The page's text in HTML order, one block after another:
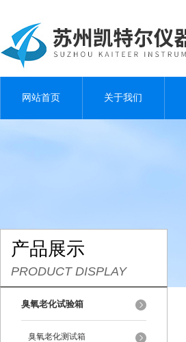
网站首页 关于我们
产品展示
PRODUCT DISPLAY
臭氧老化试验箱
臭氧老化测试箱